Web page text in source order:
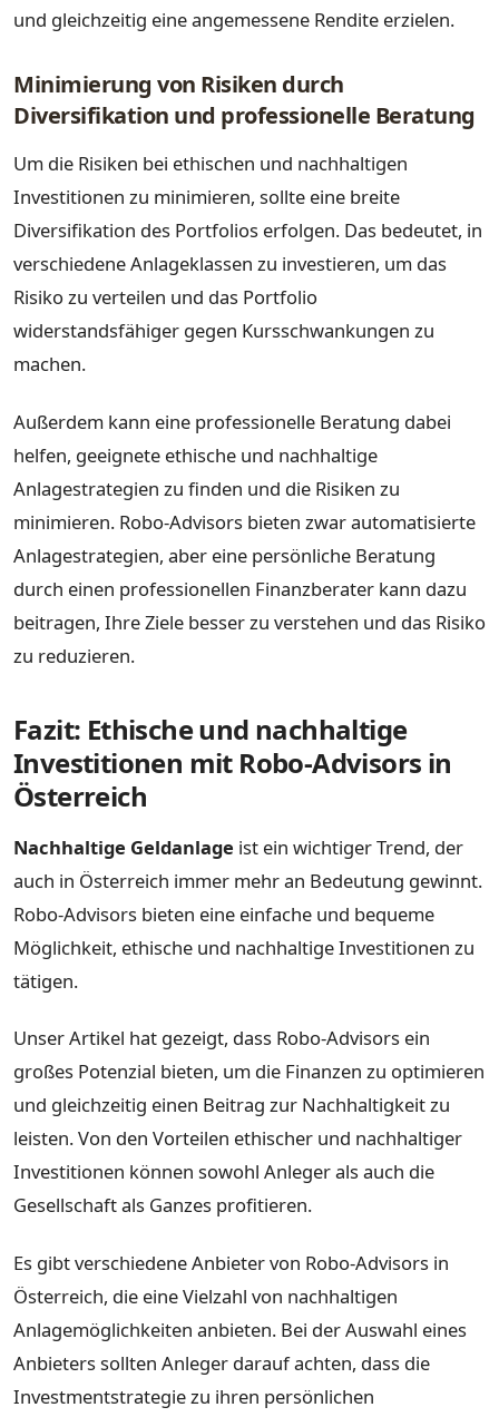
und gleichzeitig eine angemessene Rendite erzielen.
Minimierung von Risiken durch
Diversifikation und professionelle Beratung
Um die Risiken bei ethischen und nachhaltigen
Investitionen zu minimieren, sollte eine breite
Diversifikation des Portfolios erfolgen. Das bedeutet, in
verschiedene Anlageklassen zu investieren, um das
Risiko zu verteilen und das Portfolio
widerstandsfähiger gegen Kursschwankungen zu
machen.
Außerdem kann eine professionelle Beratung dabei
helfen, geeignete ethische und nachhaltige
Anlagestrategien zu finden und die Risiken zu
minimieren. Robo-Advisors bieten zwar automatisierte
Anlagestrategien, aber eine persönliche Beratung
durch einen professionellen Finanzberater kann dazu
beitragen, Ihre Ziele besser zu verstehen und das Risiko
zu reduzieren.
Fazit: Ethische und nachhaltige
Investitionen mit Robo-Advisors in
Österreich
Nachhaltige Geldanlage ist ein wichtiger Trend, der
auch in Österreich immer mehr an Bedeutung gewinnt.
Robo-Advisors bieten eine einfache und bequeme
Möglichkeit, ethische und nachhaltige Investitionen zu
tätigen.
Unser Artikel hat gezeigt, dass Robo-Advisors ein
großes Potenzial bieten, um die Finanzen zu optimieren
und gleichzeitig einen Beitrag zur Nachhaltigkeit zu
leisten. Von den Vorteilen ethischer und nachhaltiger
Investitionen können sowohl Anleger als auch die
Gesellschaft als Ganzes profitieren.
Es gibt verschiedene Anbieter von Robo-Advisors in
Österreich, die eine Vielzahl von nachhaltigen
Anlagemöglichkeiten anbieten. Bei der Auswahl eines
Anbieters sollten Anleger darauf achten, dass die
Investmentstrategie zu ihren persönlichen